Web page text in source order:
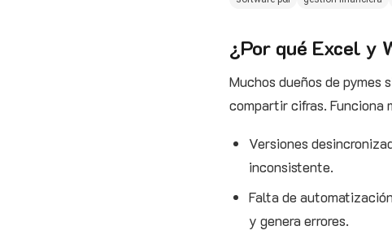
¿Por qué Excel y
Muchos dueños de pymes
compartir cifras. Funciona
Versiones
inconsistente.
Falta de
y genera errores.